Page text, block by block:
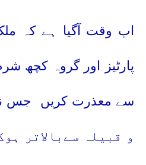
اب وقت آگیا ہے کہ
پارٹیز اور گروہ کچھ
سے معذرت کریں جس
و قبیلہ سےبالاتر